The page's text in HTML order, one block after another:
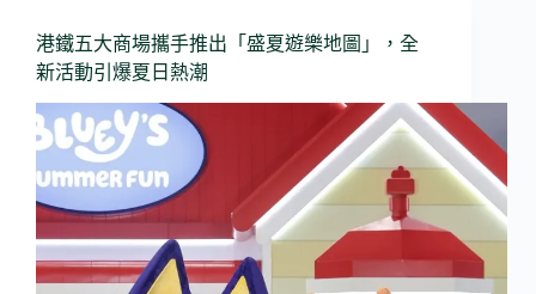
港鐵五大商場攜手推出「盛夏遊樂地圖」，全
新活動引爆夏日熱潮